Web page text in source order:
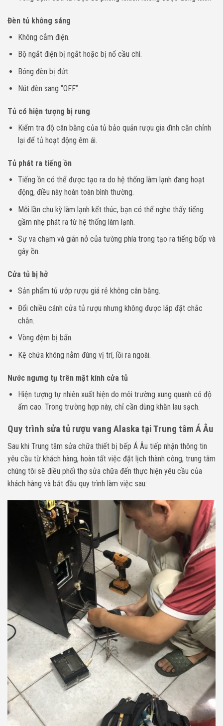
Đèn tủ không sáng
Không cắm điện.
Bộ ngắt điện bị ngắt hoặc bị nổ cầu chì.
Bóng đèn bị đứt.
Nút đèn sang “OFF”.
Tủ có hiện tượng bị rung
Kiểm tra độ cân bằng của tủ bảo quản rượu gia đình căn chỉnh
lại để tủ hoạt động êm ái.
Tủ phát ra tiếng ồn
Tiếng ồn có thể được tạo ra do hệ thống làm lạnh đang hoạt
động, điều này hoàn toàn bình thường.
Mỗi lần chu kỳ làm lạnh kết thúc, bạn có thể nghe thấy tiếng
gầm nhẹ phát ra từ hệ thống làm lạnh.
Sự va chạm và giãn nở của tường phía trong tạo ra tiếng bốp và
gây ồn.
Cửa tủ bị hở
Sản phẩm tủ ướp rượu giá rẻ không cân bằng.
Đổi chiều cánh cửa tủ rượu nhưng không được lắp đặt chắc
chắn.
Vòng đệm bị bẩn.
Kệ chứa không nằm đúng vị trí, lồi ra ngoài.
Nước ngưng tụ trên mặt kính cửa tủ
Hiện tượng tự nhiên xuất hiện do môi trường xung quanh có độ
ẩm cao. Trong trường hợp này, chỉ cần dùng khăn lau sạch.
Quy trình sửa tủ rượu vang Alaska tại Trung tâm Á Âu
Sau khi Trung tâm sửa chữa thiết bị bếp Á Âu tiếp nhận thông tin
yêu cầu từ khách hàng, hoàn tất việc đặt lịch thành công, trung tâm
chúng tôi sẽ điều phối thợ sửa chữa đến thực hiện yêu cầu của
khách hàng và bắt đầu quy trình làm việc sau: